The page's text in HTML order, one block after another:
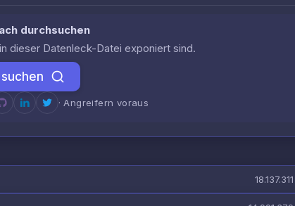
durchsuchen
dieser Datenleck-Datei exponiert sind.
· Angreifern voraus
18.137.311